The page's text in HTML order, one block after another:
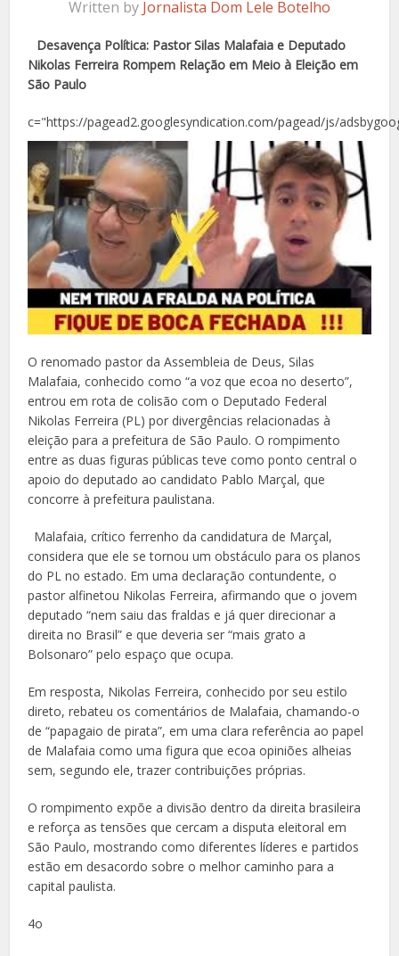
Written by Jornalista Dom Lele Botelho
Desavença Política: Pastor Silas Malafaia e Deputado
Nikolas Ferreira Rompem Relação em Meio à Eleição em
São Paulo
c="https://pagead2.googlesyndication.com/pagead/js/
O renomado pastor da Assembleia de Deus, Silas
Malafaia, conhecido como “a voz que ecoa no deserto”,
entrou em rota de colisão com o Deputado Federal
Nikolas Ferreira (PL) por divergências relacionadas à
eleição para a prefeitura de São Paulo. O rompimento
entre as duas figuras públicas teve como ponto central o
apoio do deputado ao candidato Pablo Marçal, que
concorre à prefeitura paulistana.
Malafaia, crítico ferrenho da candidatura de Marçal,
considera que ele se tornou um obstáculo para os planos
do PL no estado. Em uma declaração contundente, o
pastor alfinetou Nikolas Ferreira, afirmando que o jovem
deputado “nem saiu das fraldas e já quer direcionar a
direita no Brasil” e que deveria ser “mais grato a
Bolsonaro” pelo espaço que ocupa.
Em resposta, Nikolas Ferreira, conhecido por seu estilo
direto, rebateu os comentários de Malafaia, chamando-o
de “papagaio de pirata”, em uma clara referência ao papel
de Malafaia como uma figura que ecoa opiniões alheias
sem, segundo ele, trazer contribuições próprias.
O rompimento expõe a divisão dentro da direita brasileira
e reforça as tensões que cercam a disputa eleitoral em
São Paulo, mostrando como diferentes líderes e partidos
estão em desacordo sobre o melhor caminho para a
capital paulista.
4o